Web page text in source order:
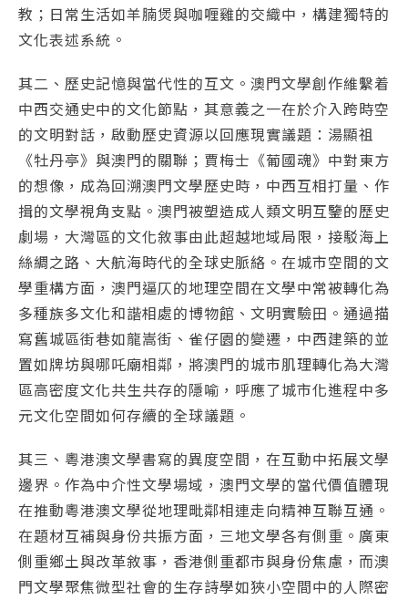
教；日常生活如羊腩煲與咖喱雞的交織中，構建獨特的
文化表述系統。
其二、歷史記憶與當代性的互文。澳門文學創作維繫着
中西交通史中的文化節點，其意義之一在於介入跨時空
的文明對話，啟動歷史資源以回應現實議題：湯顯祖
《牡丹亭》與澳門的關聯；賈梅士《葡國魂》中對東方
的想像，成為回溯澳門文學歷史時，中西互相打量、作
揖的文學視角支點。澳門被塑造成人類文明互鑒的歷史
劇場，大灣區的文化敘事由此超越地域局限，接駁海上
絲綢之路、大航海時代的全球史脈絡。在城市空間的文
學重構方面，澳門逼仄的地理空間在文學中常被轉化為
多種族多文化和諧相處的博物館、文明實驗田。通過描
寫舊城區街巷如龍嵩街、雀仔園的變遷，中西建築的並
置如牌坊與哪吒廟相鄰，將澳門的城市肌理轉化為大灣
區高密度文化共生共存的隱喻，呼應了城市化進程中多
元文化空間如何存續的全球議題。
其三、粵港澳文學書寫的異度空間，在互動中拓展文學
邊界。作為中介性文學場域，澳門文學的當代價值體現
在推動粵港澳文學從地理毗鄰相連走向精神互聯互通。
在題材互補與身份共振方面，三地文學各有側重。廣東
側重鄉土與改革敘事，香港側重都市與身份焦慮，而澳
門文學聚焦微型社會的生存詩學如狹小空間中的人際密